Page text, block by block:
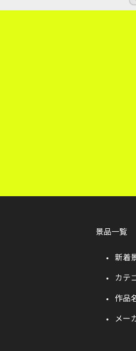
景品一覧
新着
カテ
作品
メー